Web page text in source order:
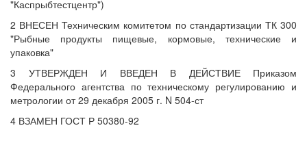
"Каспрыбтестцентр")
2 ВНЕСЕН Техническим комитетом по стандартизации ТК 300
"Рыбные продукты пищевые, кормовые, технические и
упаковка"
3 УТВЕРЖДЕН И ВВЕДЕН В ДЕЙСТВИЕ Приказом
Федерального агентства по техническому регулированию и
метрологии от 29 декабря 2005 г. N 504-ст
4 ВЗАМЕН ГОСТ Р 50380-92